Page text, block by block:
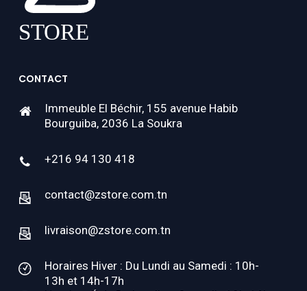
CONTACT
Immeuble El Béchir, 155 avenue Habib
Bourguiba, 2036 La Soukra
+216 94 130 418
contact@zstore.com.tn
livraison@zstore.com.tn
Horaires Hiver : Du Lundi au Samedi : 10h-
13h et 14h-17h